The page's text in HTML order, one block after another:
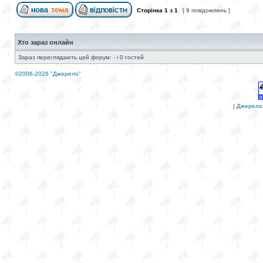
Сторінка 1 з 1 [ 9 повідомлень ]
Хто зараз онлайн
Зараз переглядають цей форум: - і 0 гостей
©2006-2026 "Джерело"
| Джерело